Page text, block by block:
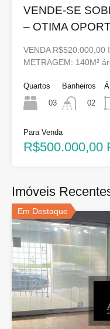
VENDE-SE
– OTIMA
VENDA R$520.000,00
METRAGEM: 140M²
Quartos
03
Banheiros
02
Para Venda
R$500.000,00
Imóveis
Em Destaque